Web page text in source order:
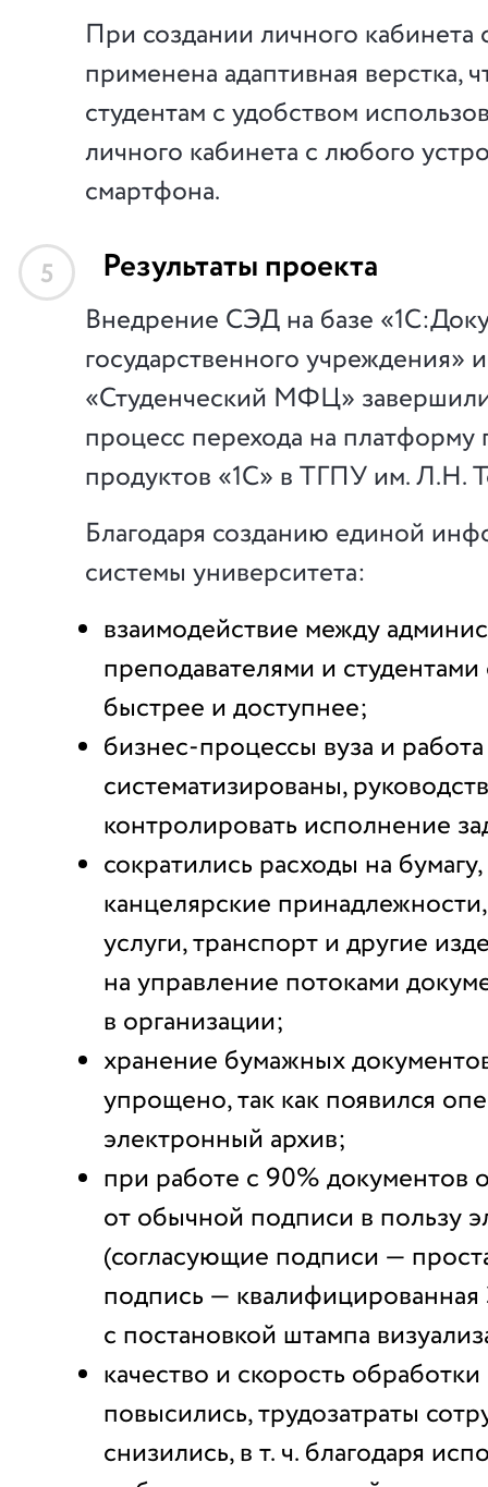
При создании личного кабинета
применена адаптивная верстка,
студентам с удобством
личного кабинета с любого
смартфона.
5 Результаты проекта
Внедрение СЭД на базе
государственного учреждения»
«Студенческий МФЦ»
процесс перехода на
продуктов «1С» в ТГПУ им. Л.Н.
Благодаря созданию единой
системы университета:
взаимодействие между
преподавателями и
быстрее и доступнее;
бизнес-процессы вуза и
систематизированы,
контролировать исполнение
сократились расходы на бумагу,
канцелярские
услуги, транспорт и другие
на управление потоками
в организации;
хранение бумажных
упрощено, так как появился
электронный архив;
при работе с 90% документов
от обычной подписи в пользу
(согласующие подписи —
подпись —
с постановкой штампа
качество и скорость
повысились, трудозатраты
снизились, в т. ч. благодаря